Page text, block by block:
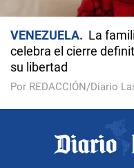
VENEZUELA
La
celebra el cierre
su libertad
Por REDACCIÓN/Diario